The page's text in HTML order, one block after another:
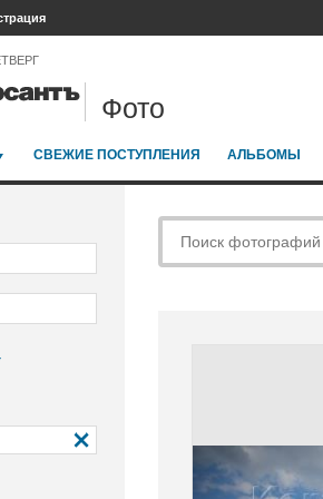
Фото
СВЕЖИЕ ПОСТУПЛЕНИЯ АЛЬБОМЫ